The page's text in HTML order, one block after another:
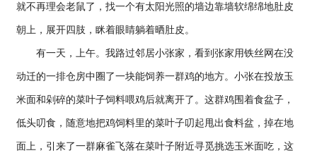
就不再理会老鼠了，找一个有太阳光照的墙边靠墙软绵绵地肚皮
朝上，展开四肢，眯着眼睛躺着晒肚皮。
有一天，上午。我路过邻居小张家，看到张家用铁丝网在没
动迁的一排仓房中圈了一块能饲养一群鸡的地方。小张在投放玉
米面和剁碎的菜叶子饲料喂鸡后就离开了。这群鸡围着食盆子，
低头叨食，随意地把鸡饲料里的菜叶子叨起甩出食料盆，掉在地
面上，引来了一群麻雀飞落在菜叶子附近寻觅挑选玉米面吃，这